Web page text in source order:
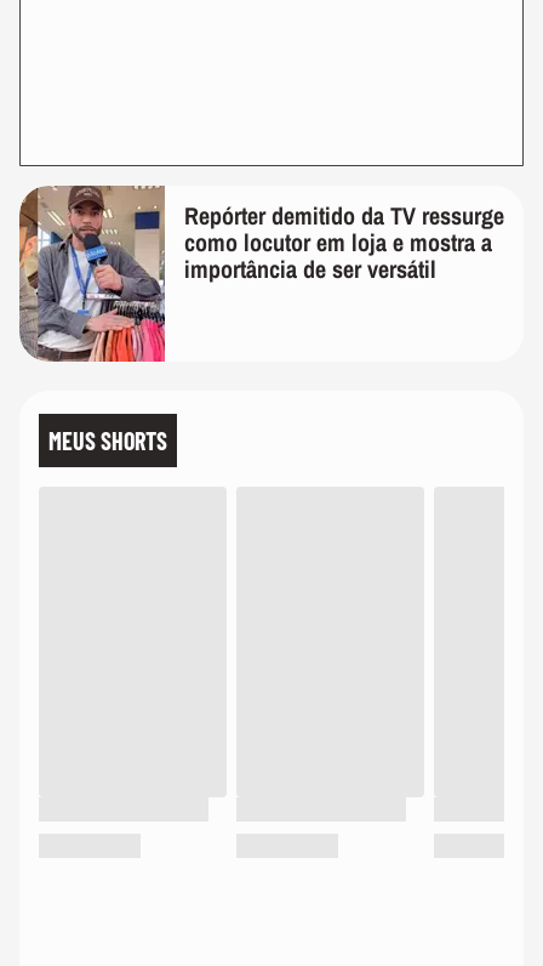
Repórter demitido da TV ressurge
como locutor em loja e mostra a
importância de ser versátil
MEUS SHORTS